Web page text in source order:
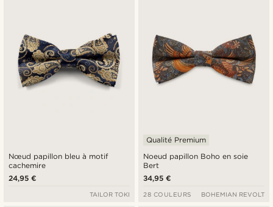
Nœud papillon bleu à motif
cachemire
24,95 €
TAILOR TOKI
Noeud papillon Boho en soie
Bert
Qualité Premium
34,95 €
28 COULEURS BOHEMIAN REVOLT